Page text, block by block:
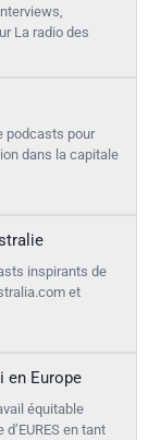
La radio des
podcasts pour
dans la capitale
inspirants de
et
en Europe
équitable
en tant